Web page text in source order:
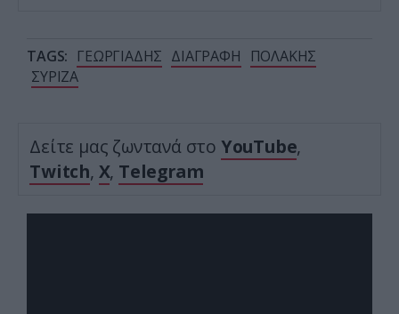
TAGS: ΓΕΩΡΓΙΑΔΗΣ ΔΙΑΓΡΑΦΗ
ΠΟΛΑΚΗΣ
ΣΥΡΙΖΑ
Δείτε μας ζωντανά στο YouTube,
Twitch, X, Telegram